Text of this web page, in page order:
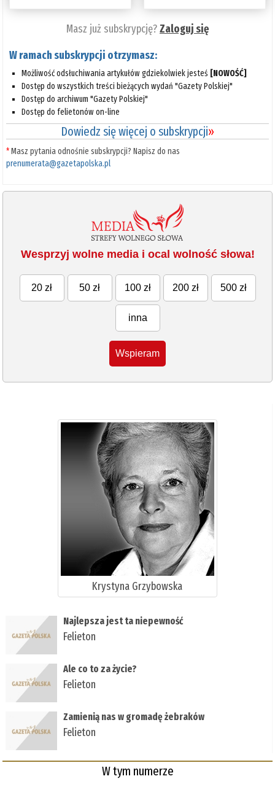
Masz już subskrypcję?Zaloguj się
W ramach subskrypcji otrzymasz:
Możliwość odsłuchiwania artykułów gdziekolwiek jesteś [NOWOŚĆ]
Dostęp do wszystkich treści bieżących wydań "Gazety Polskiej"
Dostęp do archiwum "Gazety Polskiej"
Dostęp do felietonów on-line
Dowiedz się więcej o subskrypcji»
*Masz pytania odnośnie subskrypcji? Napisz do nas
prenumerata@gazetapolska.pl
Wesprzyj wolne media i ocal wolność słowa!
20 zł 50 zł 100 zł 200 zł 500 zł
inna
Wspieram
Krystyna Grzybowska
Najlepsza jest ta niepewność
Felieton
Ale co to za życie?
Felieton
Zamienią nas w gromadę żebraków
Felieton
W tym numerze